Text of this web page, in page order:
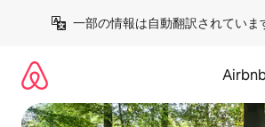
一部の情報は自動翻訳されていま